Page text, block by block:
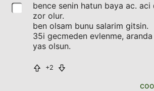
bence senin hatun baya ac.
zor olur.
ben olsam bunu salarim gitsin.
35i gecmeden evlenme,
yas olsun.
+2